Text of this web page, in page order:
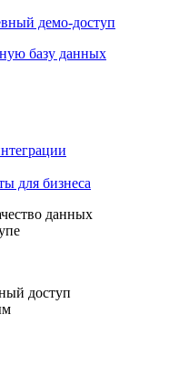
демо-доступ
базу данных
для бизнеса
данных
доступ